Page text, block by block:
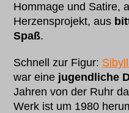
Hommage und Satire,
Herzensprojekt, aus
Spaß.
Schnell zur Figur:
war eine jugendliche
Jahren von der Ruhr
Werk ist um 1980